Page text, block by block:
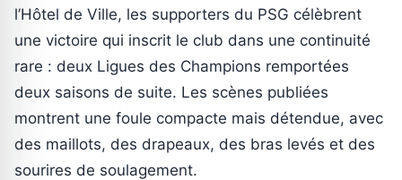
l’Hôtel de Ville, les supporters du PSG célèbrent
une victoire qui inscrit le club dans une continuité
rare : deux Ligues des Champions remportées
deux saisons de suite. Les scènes publiées
montrent une foule compacte mais détendue, avec
des maillots, des drapeaux, des bras levés et des
sourires de soulagement.